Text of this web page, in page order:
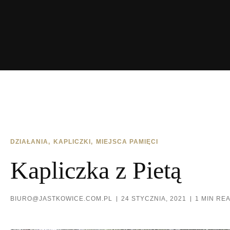
DZIAŁANIA KAPLICZKI MIEJSCA PAMIĘCI
Kapliczka z Pietą
BIURO@JASTKOWICE.COM.PL 24 STYCZNIA, 2021 1 MIN